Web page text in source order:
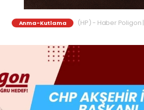
Anma-Kutlama (HP) - Haber Poligon |